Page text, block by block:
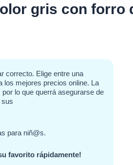
gris con forro
correcto. Elige entre una
los mejores precios online. La
lo que querrá asegurarse de
sus
para niñ@s.
favorito rápidamente!